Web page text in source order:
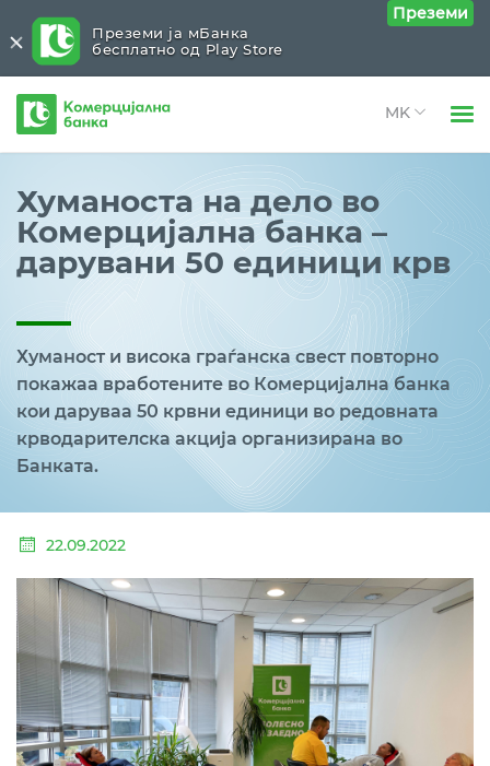
Open
Правни лица
Open
За нас
Блог
Комерцијална
банка
Хуманоста на дело во
Комерцијална банка –
дарувани 50 единици крв
Хуманост и висока граѓанска свест повторно
покажаа вработените во Комерцијална банка
кои даруваа 50 крвни единици во редовната
крводарителска акција организирана во
Банката.
22.09.2022
Преземи ја мБанка
бесплатно од Play Store
Преземи